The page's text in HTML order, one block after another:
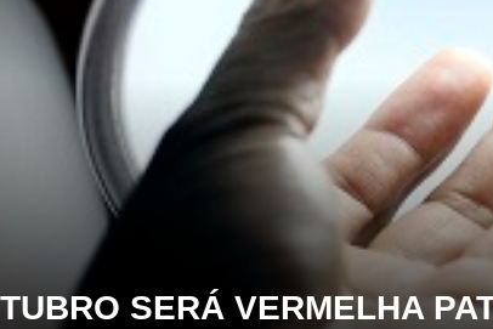
SERÁ VERMELHA